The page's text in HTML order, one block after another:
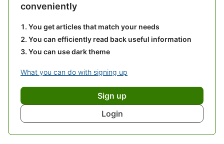
conveniently
You get articles that match your needs
You can efficiently read back useful information
You can use dark theme
What you can do with signing up
Sign up
Login